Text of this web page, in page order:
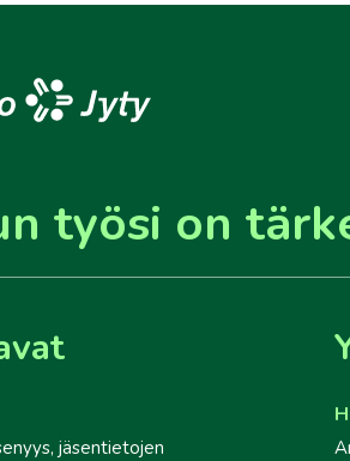
työsi on
jäsentietojen